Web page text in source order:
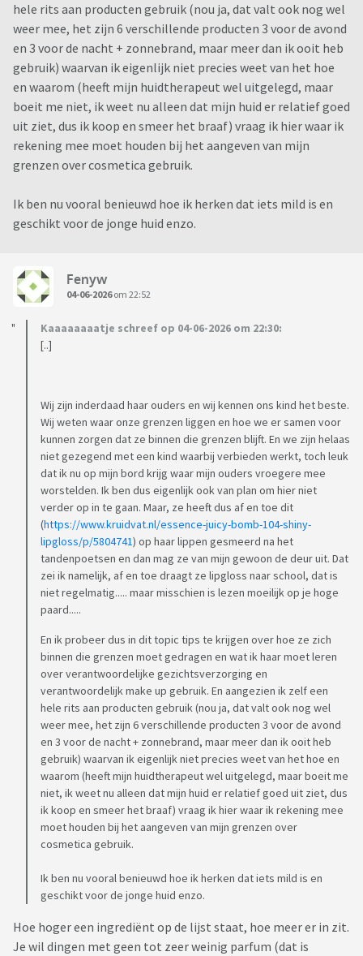
hele rits aan producten gebruik (nou ja, dat valt ook nog wel
weer mee, het zijn 6 verschillende producten 3 voor de avond
en 3 voor de nacht + zonnebrand, maar meer dan ik ooit heb
gebruik) waarvan ik eigenlijk niet precies weet van het hoe
en waarom (heeft mijn huidtherapeut wel uitgelegd, maar
boeit me niet, ik weet nu alleen dat mijn huid er relatief goed
uit ziet, dus ik koop en smeer het braaf) vraag ik hier waar ik
rekening mee moet houden bij het aangeven van mijn
grenzen over cosmetica gebruik.
Ik ben nu vooral benieuwd hoe ik herken dat iets mild is en
geschikt voor de jonge huid enzo.
Fenyw
04-06-2026om 22:52
Kaaaaaaaatje schreef op 04-06-2026 om 22:30:
[..]
Wij zijn inderdaad haar ouders en wij kennen ons kind het beste.
Wij weten waar onze grenzen liggen en hoe we er samen voor
kunnen zorgen dat ze binnen die grenzen blijft. En we zijn helaas
niet gezegend met een kind waarbij verbieden werkt, toch leuk
dat ik nu op mijn bord krijg waar mijn ouders vroegere mee
worstelden. Ik ben dus eigenlijk ook van plan om hier niet
verder op in te gaan. Maar, ze heeft dus af en toe dit
(https://www.kruidvat.nl/essence-juicy-bomb-104-shiny-
lipgloss/p/5804741) op haar lippen gesmeerd na het
tandenpoetsen en dan mag ze van mijn gewoon de deur uit. Dat
zei ik namelijk, af en toe draagt ze lipgloss naar school, dat is
niet regelmatig..... maar misschien is lezen moeilijk op je hoge
paard.....
En ik probeer dus in dit topic tips te krijgen over hoe ze zich
binnen die grenzen moet gedragen en wat ik haar moet leren
over verantwoordelijke gezichtsverzorging en
verantwoordelijk make up gebruik. En aangezien ik zelf een
hele rits aan producten gebruik (nou ja, dat valt ook nog wel
weer mee, het zijn 6 verschillende producten 3 voor de avond
en 3 voor de nacht + zonnebrand, maar meer dan ik ooit heb
gebruik) waarvan ik eigenlijk niet precies weet van het hoe en
waarom (heeft mijn huidtherapeut wel uitgelegd, maar boeit me
niet, ik weet nu alleen dat mijn huid er relatief goed uit ziet, dus
ik koop en smeer het braaf) vraag ik hier waar ik rekening mee
moet houden bij het aangeven van mijn grenzen over
cosmetica gebruik.
Ik ben nu vooral benieuwd hoe ik herken dat iets mild is en
geschikt voor de jonge huid enzo.
Hoe hoger een ingrediënt op de lijst staat, hoe meer er in zit.
Je wil dingen met geen tot zeer weinig parfum (dat is